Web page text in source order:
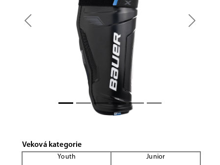
Previous Next
Veková kategorie
Youth Junior